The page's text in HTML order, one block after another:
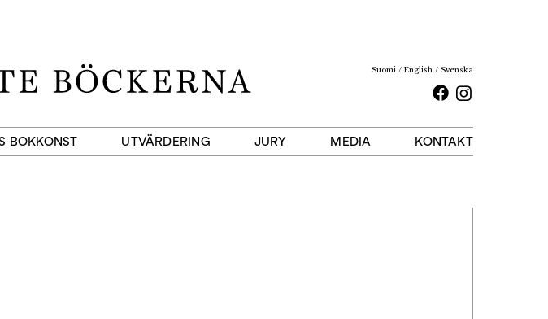
Suomi English Svenska
Facebook
BOKKONST UTVÄRDERING JURY MEDIA KONTAKT